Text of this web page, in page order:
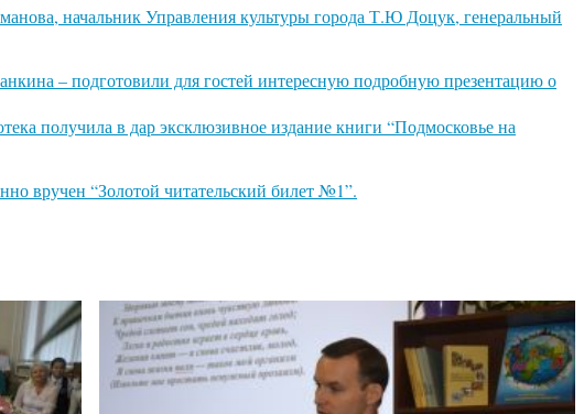
начальник Управления культуры города Т.Ю Доцук, генеральный
– подготовили для гостей интересную подробную презентацию о
получила в дар эксклюзивное издание книги “Подмосковье на
вручен “Золотой читательский билет №1”.